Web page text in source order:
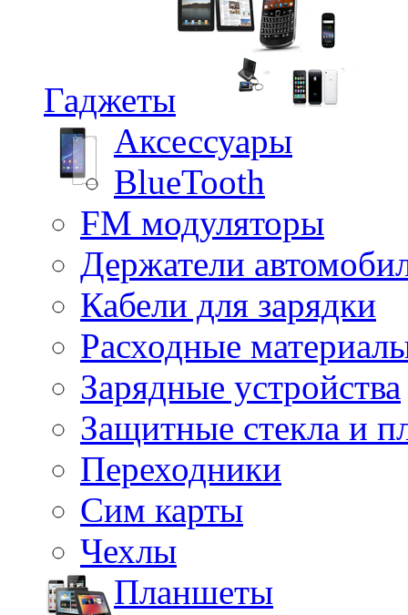
Гаджеты
Аксессуары
BlueTooth
FM модуляторы
Держатели
Кабели для зарядки
Расходные
Зарядные устройства
Защитные стекла и
Переходники
Сим карты
Чехлы
Планшеты